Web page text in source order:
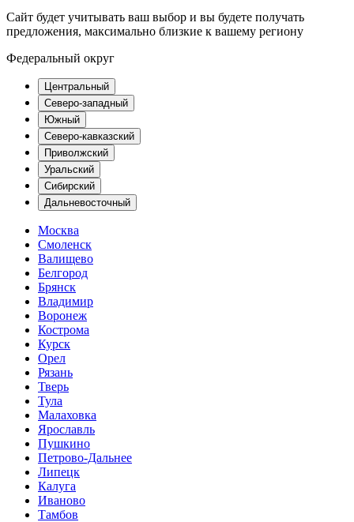
Сайт будет учитывать ваш выбор и вы будете получать
предложения, максимально близкие к вашему региону
Федеральный округ
Центральный
Северо-западный
Южный
Северо-кавказский
Приволжский
Уральский
Сибирский
Дальневосточный
Москва
Смоленск
Валищево
Белгород
Брянск
Владимир
Воронеж
Кострома
Курск
Орел
Рязань
Тверь
Тула
Малаховка
Ярославль
Пушкино
Петрово-Дальнее
Липецк
Калуга
Иваново
Тамбов